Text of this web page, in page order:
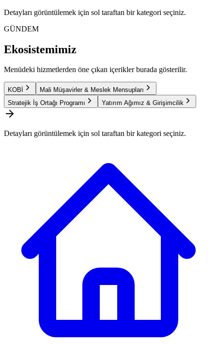
Detayları görüntülemek için sol taraftan bir kategori seçiniz.
GÜNDEM
Ekosistemimiz
Menüdeki hizmetlerden öne çıkan içerikler burada gösterilir.
KOBİ
Mali Müşavirler & Meslek Mensupları
Stratejik İş Ortağı Programı
Yatırım Ağımız & Girişimcilik
Detayları görüntülemek için sol taraftan bir kategori seçiniz.